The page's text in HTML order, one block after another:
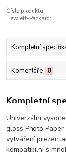
Číslo produktu:
Hewlett-Packard:
Kompletní
Komentáře 0
Kompletní
Univerzální
gloss Photo
vytváření
kompatibilní s